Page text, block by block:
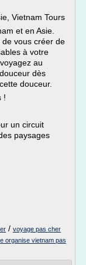
Vietnam Tours
et en Asie.
de vous créer de
à votre
au
dès
douceur.
!
un circuit
paysages
/ voyage pas cher
organise vietnam pas